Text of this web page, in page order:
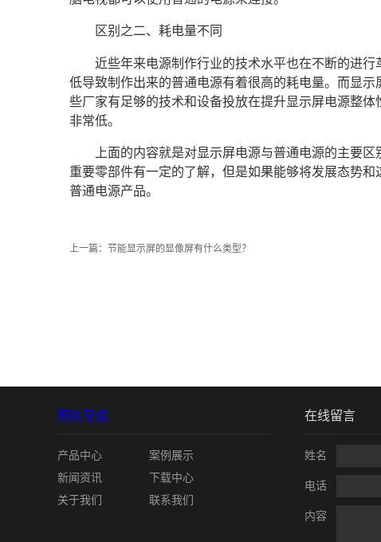
区别之二、耗电量不同
近些年来电源制作行业的技术水平也在不断的进
低导致制作出来的普通电源有着很高的耗电量。而显
些厂家有足够的技术和设备投放在提升显示屏电源整
非常低。
上面的内容就是对显示屏电源与普通电源的主要
重要零部件有一定的了解，但是如果能够将发展态势
普通电源产品。
上一篇： 节能显示屏的显像屏有什么类型？
网站导航
产品中心
案例展示
新闻资讯
下载中心
关于我们
联系我们
在线留言
姓名
电话
内容